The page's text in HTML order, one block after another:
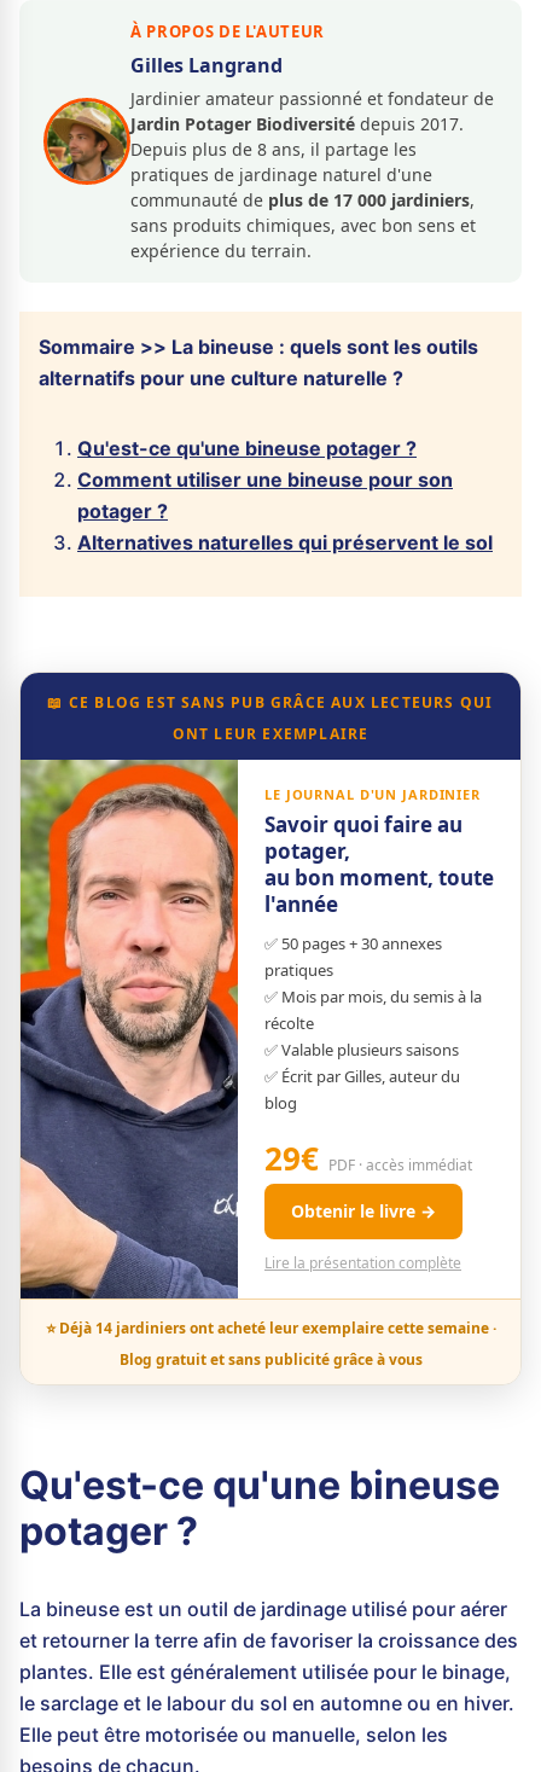
À PROPOS DE L'AUTEUR
Gilles Langrand
Jardinier amateur passionné et fondateur de
Jardin Potager Biodiversité depuis 2017.
Depuis plus de 8 ans, il partage les
pratiques de jardinage naturel d'une
communauté de plus de 17 000 jardiniers,
sans produits chimiques, avec bon sens et
expérience du terrain.
Sommaire >> La bineuse : quels sont les outils
alternatifs pour une culture naturelle ?
Qu'est-ce qu'une bineuse potager ?
Comment utiliser une bineuse pour son
potager ?
Alternatives naturelles qui préservent le sol
📖 CE BLOG EST SANS PUB GRÂCE AUX LECTEURS QUI
ONT LEUR EXEMPLAIRE
LE JOURNAL D'UN JARDINIER
Savoir quoi faire au
potager,
au bon moment, toute
l'année
✅ 50 pages + 30 annexes
pratiques
✅ Mois par mois, du semis à la
récolte
✅ Valable plusieurs saisons
✅ Écrit par Gilles, auteur du
blog
29€ PDF · accès immédiat
Obtenir le livre →
Lire la présentation complète
⭐ Déjà 14 jardiniers ont acheté leur exemplaire cette semaine ·
Blog gratuit et sans publicité grâce à vous
Qu'est-ce qu'une bineuse
potager ?
La bineuse est un outil de jardinage utilisé pour aérer
et retourner la terre afin de favoriser la croissance des
plantes. Elle est généralement utilisée pour le binage,
le sarclage et le labour du sol en automne ou en hiver.
Elle peut être motorisée ou manuelle, selon les
besoins de chacun.